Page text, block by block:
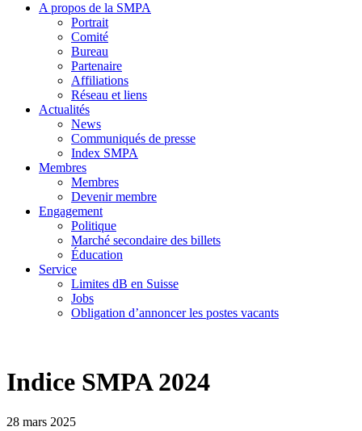
A propos de la SMPA
Portrait
Comité
Bureau
Partenaire
Affiliations
Réseau et liens
Actualités
News
Communiqués de presse
Index SMPA
Membres
Membres
Devenir membre
Engagement
Politique
Marché secondaire des billets
Éducation
Service
Limites dB en Suisse
Jobs
Obligation d’annoncer les postes vacants
Indice SMPA 2024
28 mars 2025